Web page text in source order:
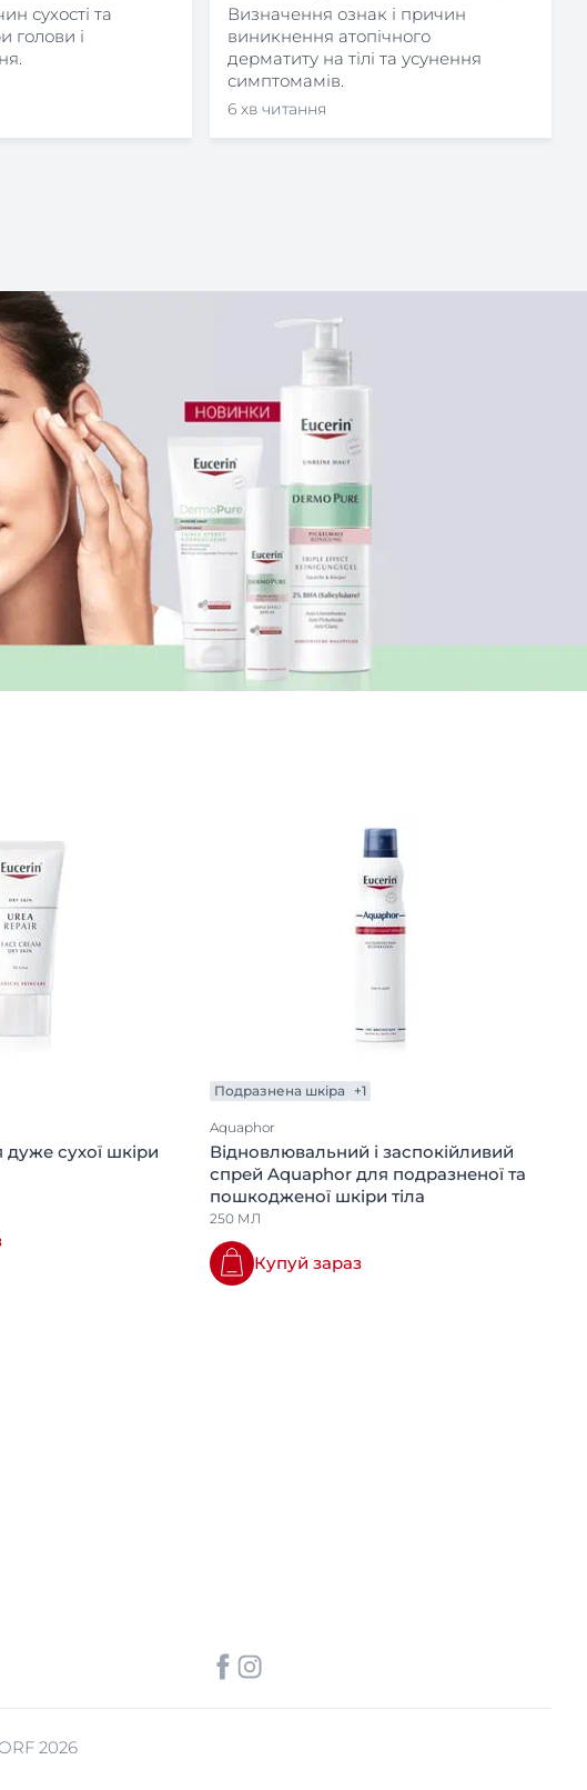
сухості та
голови і
Визначення ознак і причин
виникнення атопічного
дерматиту на тілі та усунення
симптомамів.
6 хв читання
сухої шкіри
Подразнена шкіра +1
Aquaphor
Відновлювальний і заспокійливий
спрей Aquaphor для подразненої та
пошкодженої шкіри тіла
250 МЛ
Купуй зараз
2026